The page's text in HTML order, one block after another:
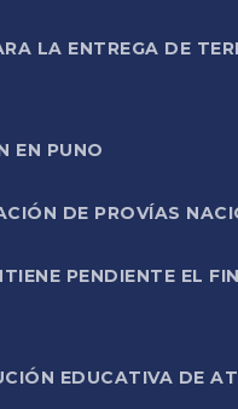
LA ENTREGA DE
EN PUNO
DE PROVÍAS
PENDIENTE EL
EDUCATIVA DE